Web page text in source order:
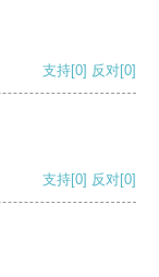
支持[0] 反对[0]
支持[0] 反对[0]